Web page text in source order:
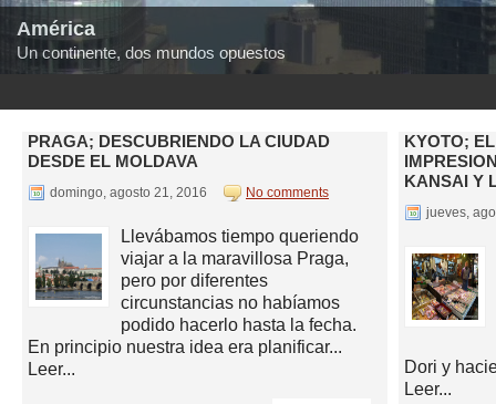
América
Un continente, dos mundos opuestos
PRAGA; DESCUBRIENDO LA CIUDAD
DESDE EL MOLDAVA
domingo, agosto 21, 2016 No comments
Llevábamos tiempo queriendo
viajar a la maravillosa Praga,
pero por diferentes
circunstancias no habíamos
podido hacerlo hasta la fecha.
En principio nuestra idea era planificar...
Leer...
KYOTO;
KANSAI Y
jueves,
Dori y
Leer...